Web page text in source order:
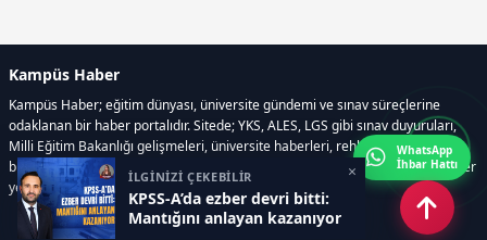
İLGİNİZİ ÇEKEBİLİR
KPSS-A’da ezber devri bitti:
Mantığını anlayan kazanıyor
×
Kampüs Haber
Kampüs Haber; eğitim dünyası, üniversite gündemi ve sınav süreçlerine
odaklanan bir haber portalıdır. Sitede; YKS, ALES, LGS gibi sınav duyuruları,
Milli Eğitim Bakanlığı gelişmeleri, üniversite haberleri, rehberlik içerikleri,
bilim ve teknoloji alanındaki yenilikler ile öğrenci yaşamına dair güncel bilgiler
yer alır.
WhatsApp
İhbar Hattı